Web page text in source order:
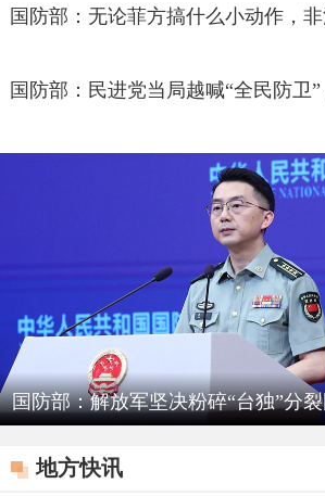
国防部：无论菲方搞什么小动作，
国防部：民进党当局越喊“全民防卫
国防部：解放军坚决粉碎“台独”分
地方快讯